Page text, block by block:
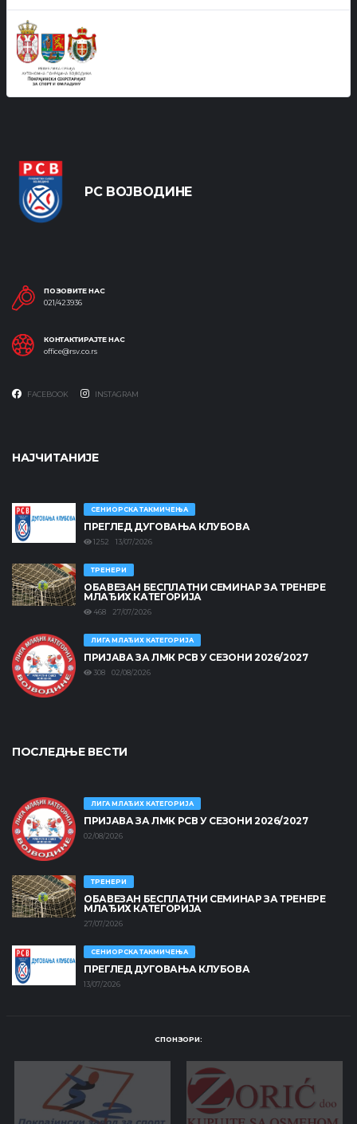
РС ВОЈВОДИНЕ
ПОЗОВИТЕ НАС
021/423936
КОНТАКТИРАЈТЕ НАС
office@rsv.co.rs
FACEBOOK INSTAGRAM
НАЈЧИТАНИЈЕ
СЕНИОРСКА ТАКМИЧЕЊА
ПРЕГЛЕД ДУГОВАЊА КЛУБОВА
1252 13/07/2026
ТРЕНЕРИ
ОБАВЕЗАН БЕСПЛАТНИ СЕМИНАР ЗА ТРЕНЕРЕ
МЛАЂИХ КАТЕГОРИЈА
468 27/07/2026
ЛИГА МЛАЂИХ КАТЕГОРИЈА
ПРИЈАВА ЗА ЛМК РСВ У СЕЗОНИ 2026/2027
308 02/08/2026
ПОСЛЕДЊЕ ВЕСТИ
ЛИГА МЛАЂИХ КАТЕГОРИЈА
ПРИЈАВА ЗА ЛМК РСВ У СЕЗОНИ 2026/2027
02/08/2026
ТРЕНЕРИ
ОБАВЕЗАН БЕСПЛАТНИ СЕМИНАР ЗА ТРЕНЕРЕ
МЛАЂИХ КАТЕГОРИЈА
27/07/2026
СЕНИОРСКА ТАКМИЧЕЊА
ПРЕГЛЕД ДУГОВАЊА КЛУБОВА
13/07/2026
СПОНЗОРИ: